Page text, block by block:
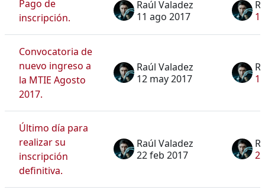
Pago de
inscripción.
Raúl Valadez
11 ago 2017
Convocatoria de
nuevo ingreso a
la MTIE Agosto
2017.
Raúl Valadez
12 may 2017
Último día para
realizar su
inscripción
definitiva.
Raúl Valadez
22 feb 2017